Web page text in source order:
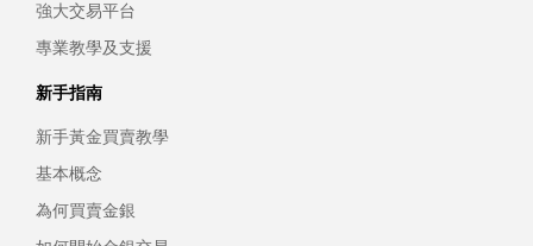
強大交易平台
專業教學及支援
新手指南
新手黃金買賣教學
基本概念
為何買賣金銀